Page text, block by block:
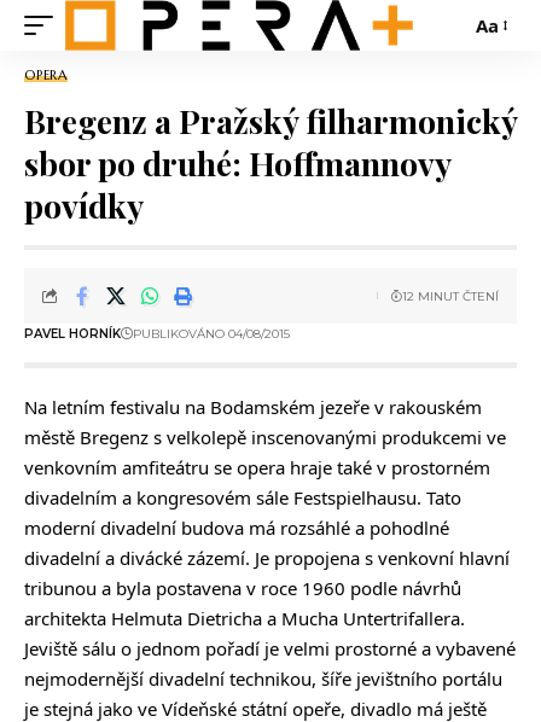
Aa
OPERA
Bregenz a Pražský filharmonický
sbor po druhé: Hoffmannovy
povídky
PAVEL HORNÍK PUBLIKOVÁNO 04/08/2015
12 MINUT ČTENÍ
Na letním festivalu na Bodamském jezeře v rakouském
městě Bregenz s velkolepě inscenovanými produkcemi ve
venkovním amfiteátru se opera hraje také v prostorném
divadelním a kongresovém sále Festspielhausu. Tato
moderní divadelní budova má rozsáhlé a pohodlné
divadelní a divácké zázemí. Je propojena s venkovní hlavní
tribunou a byla postavena v roce 1960 podle návrhů
architekta Helmuta Dietricha a Mucha Untertrifallera.
Jeviště sálu o jednom pořadí je velmi prostorné a vybavené
nejmodernější divadelní technikou, šíře jevištního portálu
je stejná jako ve Vídeňské státní opeře, divadlo má ještě